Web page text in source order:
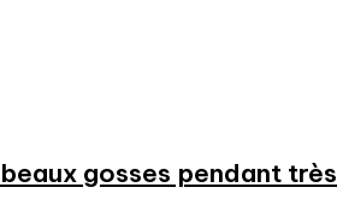
gosses pendant